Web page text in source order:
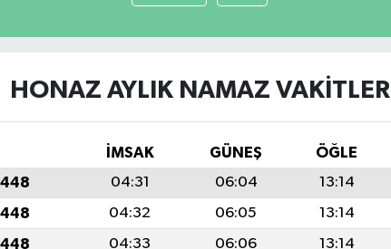
HONAZ AYLIK NAMAZ VAKITLERI
İMSAK GÜNEŞ ÖĞLE
04:31 06:04 13:14
04:32 06:05 13:14
04:33 06:06 13:14